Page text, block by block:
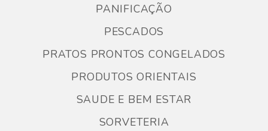
PANIFICAÇÃO
PESCADOS
PRATOS PRONTOS CONGELADOS
PRODUTOS ORIENTAIS
SAUDE E BEM ESTAR
SORVETERIA